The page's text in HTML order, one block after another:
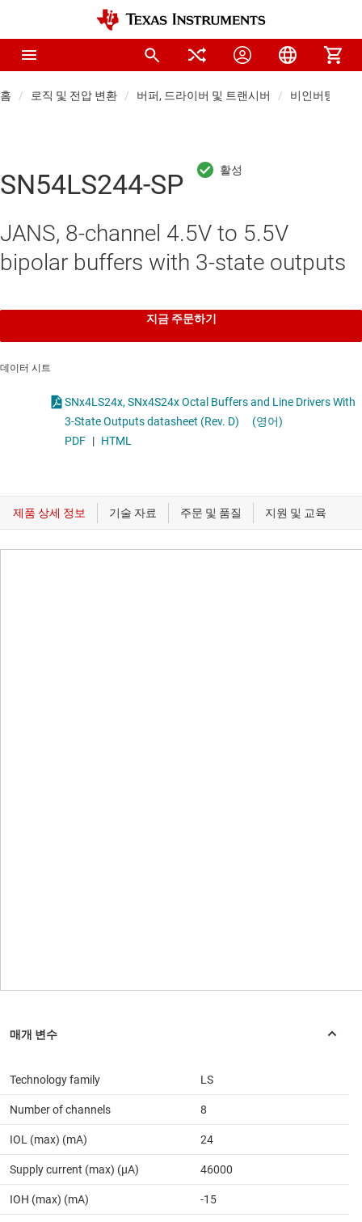
홈 로직 및 전압 변환 버퍼, 드라이버 및 트랜시버 비인버팅 버
SN54LS244-SP
JANS, 8-channel 4.5V to 5.5V
bipolar buffers with 3-state outputs
지금 주문하기
데이터 시트
SNx4LS24x, SNx4S24x Octal Buffers and Line Drivers With
3-State Outputs datasheet (Rev. D)
(영어)
PDF | HTML
Technology family LS
Number of channels 8
IOL (max) (mA) 24
Supply current (max) (µA) 46000
IOH (max) (mA) -15